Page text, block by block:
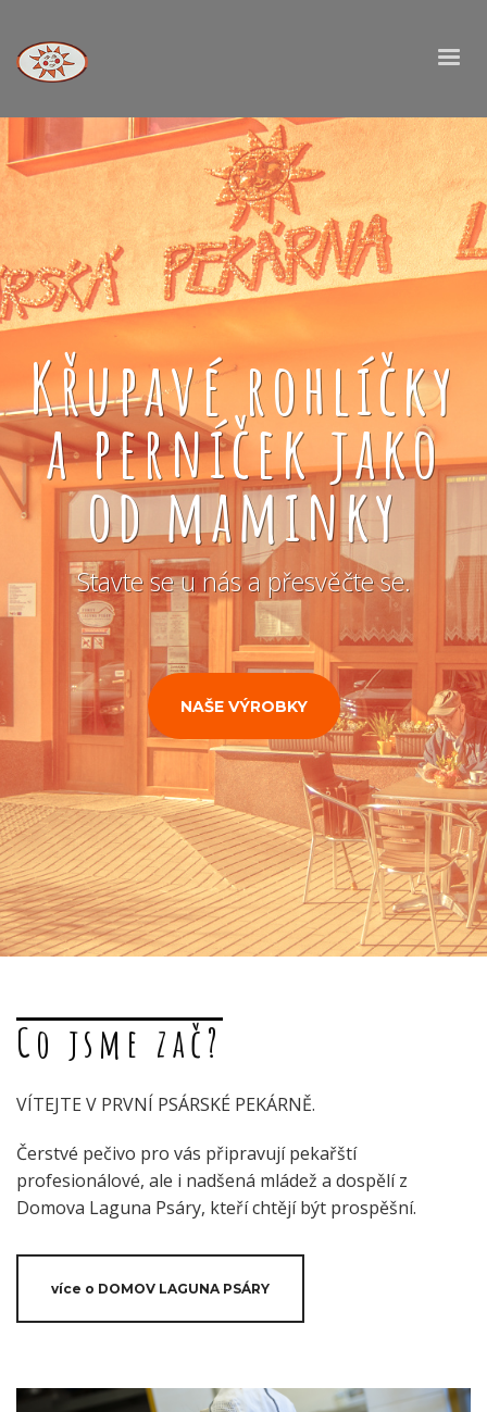
Křupavé rohlíčky
a perníček jako
od maminky
Stavte se u nás a přesvěčte se.
NAŠE VÝROBKY
Co jsme zač?
VÍTEJTE V PRVNÍ PSÁRSKÉ PEKÁRNĚ.
Čerstvé pečivo pro vás připravují pekařští
profesionálové, ale i nadšená mládež a dospělí z
Domova Laguna Psáry, kteří chtějí být prospěšní.
více o DOMOV LAGUNA PSÁRY